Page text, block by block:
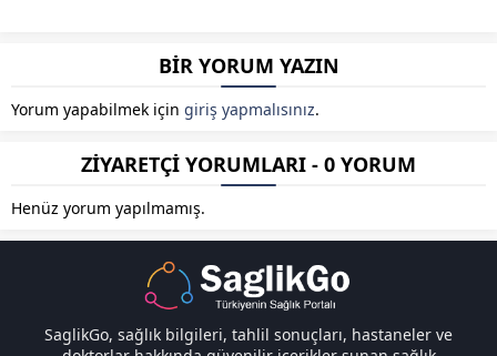
BİR YORUM YAZIN
Yorum yapabilmek için giriş yapmalısınız.
ZİYARETÇİ YORUMLARI - 0 YORUM
Henüz yorum yapılmamış.
SaglikGo, sağlık bilgileri, tahlil sonuçları, hastaneler ve